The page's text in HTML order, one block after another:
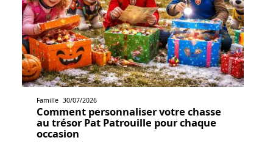
Famille 30/07/2026
Comment personnaliser votre chasse
au trésor Pat Patrouille pour chaque
occasion